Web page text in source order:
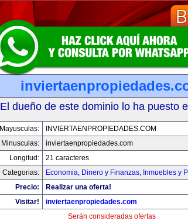
El dueño de este dominio lo ha puesto
Mayusculas:
INVIERTAENPROPIEDADES.COM
Minusculas:
inviertaenpropiedades.com
Longitud:
21 caracteres
Categorias:
Economia, Dinero y Finanzas, Inmuebles y
Precio:
Realizar una oferta!
Visitar!
inviertaenpropiedades.com
Serán consideradas ofertas